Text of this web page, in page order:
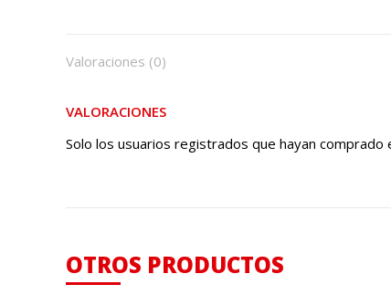
Valoraciones (0)
VALORACIONES
Solo los usuarios registrados que hayan
OTROS PRODUCTOS